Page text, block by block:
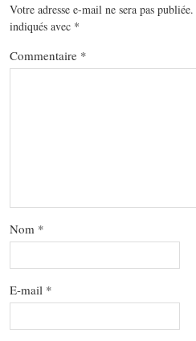
Votre adresse e-mail ne sera pas publiée.
indiqués avec *
Commentaire *
Nom *
E-mail *